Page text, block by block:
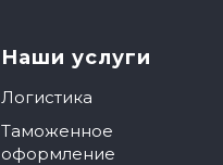
Наши услуги
Логистика
Таможенное
оформление